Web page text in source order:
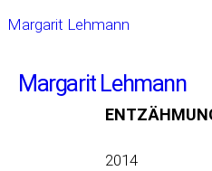
Margarit Lehmann
Margarit Lehmann
2014